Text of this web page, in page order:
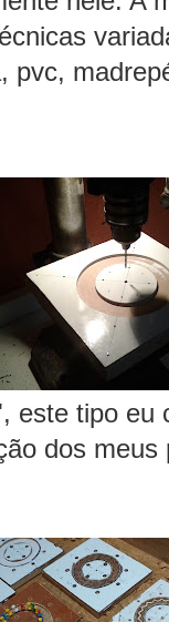
pvc,
este tipo eu
dos